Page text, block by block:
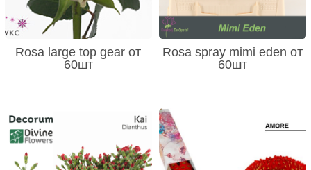
Rosa large top gear от
60шт
Rosa spray mimi eden от
60шт